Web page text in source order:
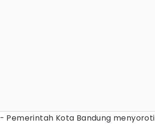
- Pemerintah Kota Bandung menyoroti